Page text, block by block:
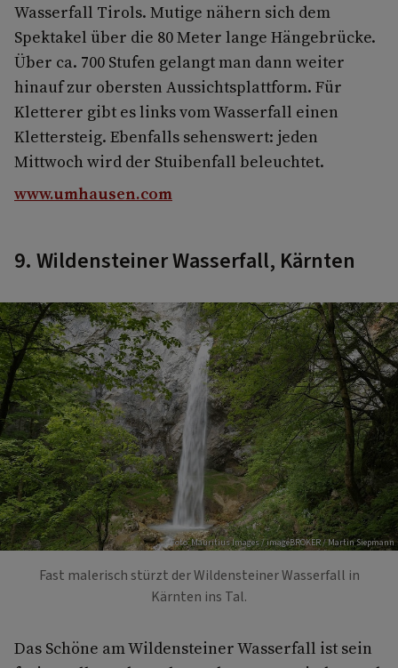
Wasserfall Tirols. Mutige nähern sich dem
Spektakel über die 80 Meter lange Hängebrücke.
Über ca. 700 Stufen gelangt man dann weiter
hinauf zur obersten Aussichtsplattform. Für
Kletterer gibt es links vom Wasserfall einen
Klettersteig. Ebenfalls sehenswert: jeden
Mittwoch wird der Stuibenfall beleuchtet.
www.umhausen.com
9. Wildensteiner Wasserfall, Kärnten
Foto: Mauritius Images / imageBROKER / Martin Siepmann
Fast malerisch stürzt der Wildensteiner Wasserfall in
Kärnten ins Tal.
Das Schöne am Wildensteiner Wasserfall ist sein